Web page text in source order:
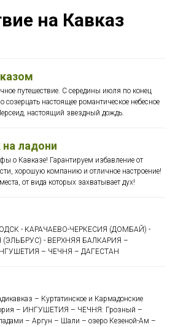
на Кавказ
путешествие. С середины июля по конец
созерцать настоящее романтическое небесное
настоящий звездный дождь.
на ладони
о Кавказе! Гарантируем избавление от
хорошую компанию и отличное настроение!
от вида которых захватывает дух!
- КАРАЧАЕВО-ЧЕРКЕСИЯ (ДОМБАЙ) -
- ВЕРХНЯЯ БАЛКАРИЯ –
– ЧЕЧНЯ – ДАГЕСТАН
– Куртатинское и Кармадонские
– ИНГУШЕТИЯ – ЧЕЧНЯ: Грозный –
– Аргун – Шали – озеро Кезеной-Ам –